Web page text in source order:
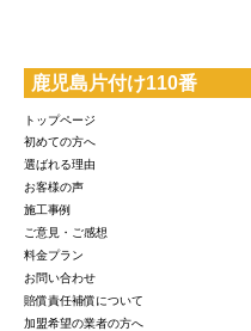
鹿児島片付け110番
トップページ
初めての方へ
選ばれる理由
お客様の声
施工事例
ご意見・ご感想
料金プラン
お問い合わせ
賠償責任補償について
加盟希望の業者の方へ